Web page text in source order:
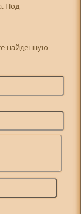
Под
найденную